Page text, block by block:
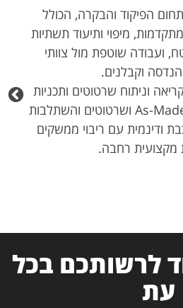
הפיקוד והבקרה, הכולל
מיפוי ותיעוד תשתיות
ועבודה שוטפת מול צוותי
וקבלנים.
וניתוח שרטוטים ותכניות
חשמל, עדכון מסמכי As-Made ושרטוטים והשתלבות
ודינמית עם ריבוי ממשקים
מקצועית רחבה.
לרשותכם בכל
עת